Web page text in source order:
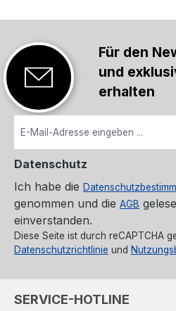
Für den
und
erhalten
Datenschutz
Ich habe die
genommen und die AGB
einverstanden.
Diese Seite ist durch reCAPTCHA
Datenschutzrichtlinie und
SERVICE-HOTLINE